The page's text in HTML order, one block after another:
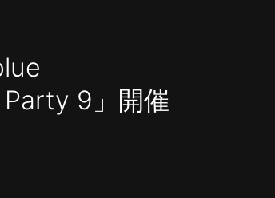
9」開催